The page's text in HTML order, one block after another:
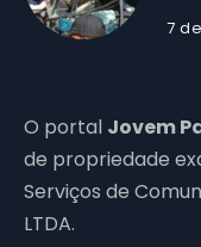
7
O portal Jovem
de propriedade
Serviços de
LTDA.